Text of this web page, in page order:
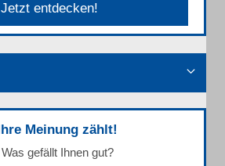
Jetzt entdecken!
Ihre Meinung zählt!
Was gefällt Ihnen gut?